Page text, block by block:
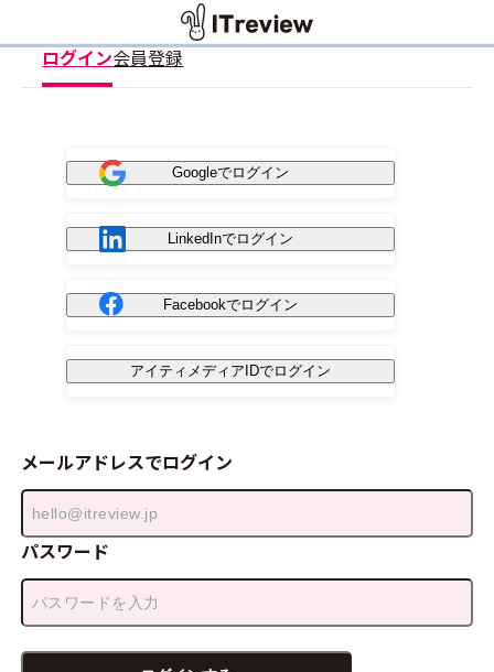
ログイン会員登録
Googleでログイン
LinkedInでログイン
Facebookでログイン
アイティメディアIDでログイン
メールアドレスでログイン
パスワード